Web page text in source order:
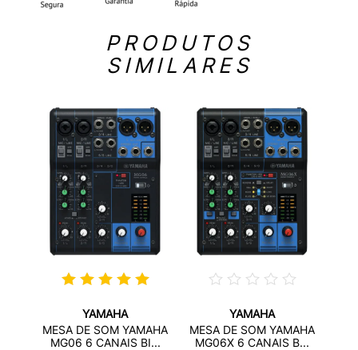
PRODUTOS
SIMILARES
YAMAHA
MESA DE SOM YAMAHA
MG06 6 CANAIS BI...
YAMAHA
MESA DE SOM YAMAHA
MG06X 6 CANAIS B...